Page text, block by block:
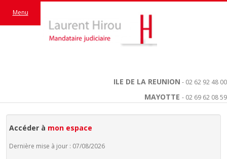
ILE DE LA REUNION - 02 62 92 48 00
MAYOTTE - 02 69 62 08 59
Menu
Accéder à mon espace
Dernière mise à jour : 07/08/2026